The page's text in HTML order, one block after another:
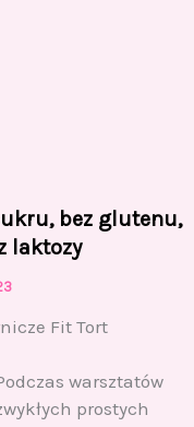
bez glutenu,
laktozy
Fit Tort
warsztatów
prostych